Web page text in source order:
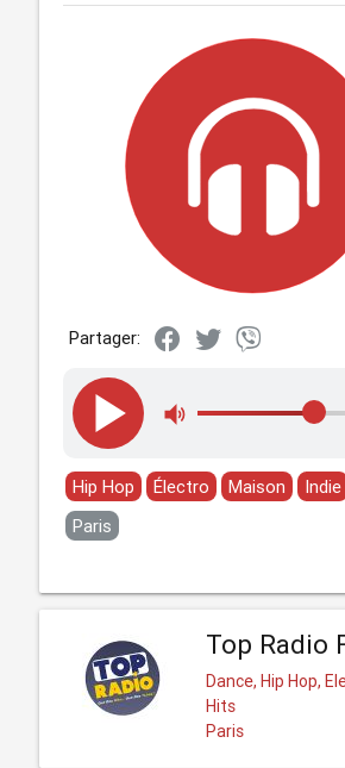
Partager:
Hip Hop Électro Maison
Indie
Paris
Top Radio
Dance, Hip Hop,
Hits
Paris